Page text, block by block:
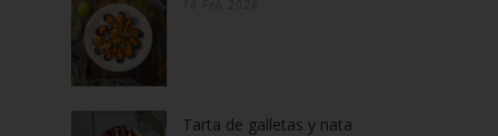
Tarta de galletas y nata